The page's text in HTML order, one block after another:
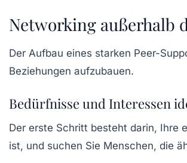
Networking außerhalb
Der Aufbau eines starken Peer-
Beziehungen aufzubauen.
Bedürfnisse und Interessen
Der erste Schritt besteht darin, Ihre
ist, und suchen Sie Menschen, die